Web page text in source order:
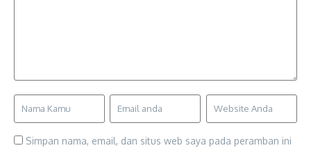
Simpan nama, email, dan situs web saya pada peramban ini